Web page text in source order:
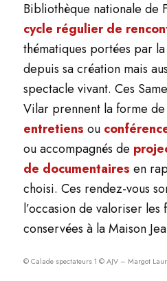
Bibliothèque nationale de
cycle régulier de
thématiques portées par
depuis sa création mais
spectacle vivant. Ces
Vilar prennent la forme de
entretiens ou
ou accompagnés de
de documentaires en
choisi. Ces rendez-vous
l’occasion de valoriser
conservées à la Maison
© Calade spectateurs 1 © AJV – Margot